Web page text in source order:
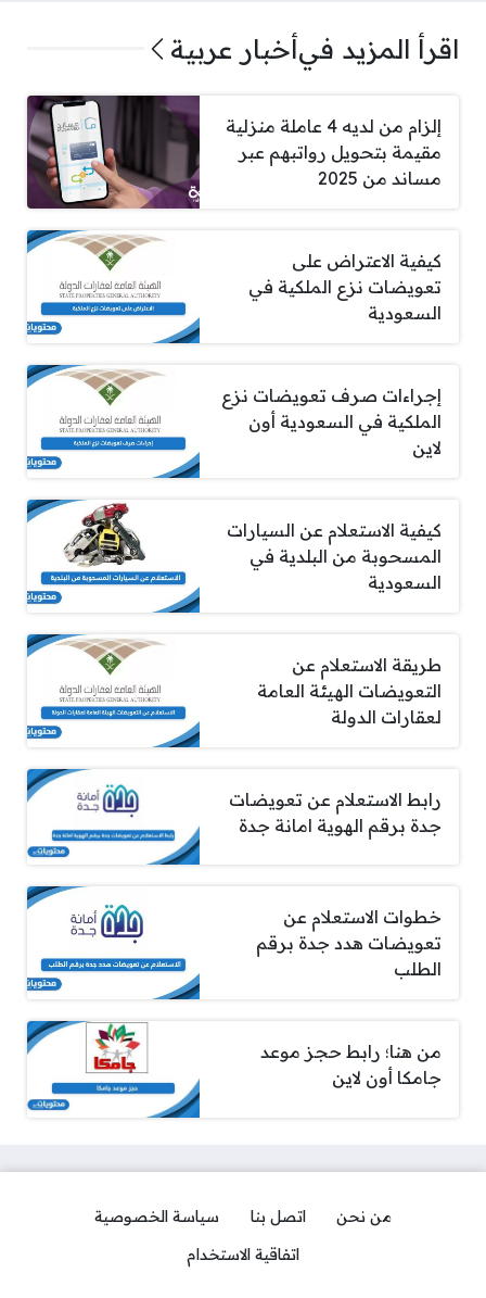
اقرأ المزيد فيأخبار عربية
إلزام من لديه 4 عاملة منزلية
مقيمة بتحويل رواتبهم عبر
مساند من 2025
كيفية الاعتراض على
تعويضات نزع الملكية في
السعودية
إجراءات صرف تعويضات نزع
الملكية في السعودية أون
لاين
كيفية الاستعلام عن السيارات
المسحوبة من البلدية في
السعودية
طريقة الاستعلام عن
التعويضات الهيئة العامة
لعقارات الدولة
رابط الاستعلام عن تعويضات
جدة برقم الهوية امانة جدة
خطوات الاستعلام عن
تعويضات هدد جدة برقم
الطلب
من هنا؛ رابط حجز موعد
جامكا أون لاين
من نحن اتصل بنا
سياسة الخصوصية
اتفاقية الاستخدام